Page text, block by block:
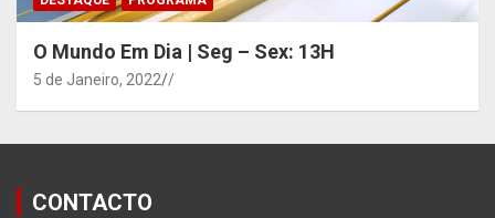
O Mundo Em Dia | Seg – Sex: 13H
5 de Janeiro, 2022 /
CONTACTO